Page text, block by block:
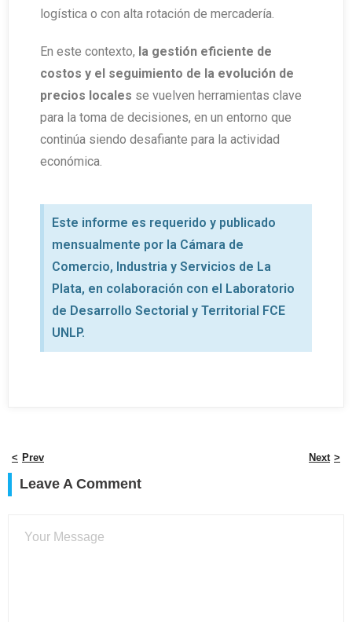
logística o con alta rotación de mercadería.
En este contexto, la gestión eficiente de
costos y el seguimiento de la evolución de
precios locales se vuelven herramientas clave
para la toma de decisiones, en un entorno que
continúa siendo desafiante para la actividad
económica.
Este informe es requerido y publicado
mensualmente por la Cámara de
Comercio, Industria y Servicios de La
Plata, en colaboración con el Laboratorio
de Desarrollo Sectorial y Territorial FCE
UNLP.
Prev Next
Leave A Comment